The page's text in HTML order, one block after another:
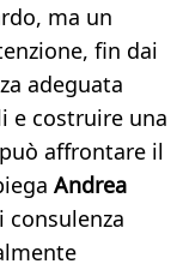
ma un
fin dai
adeguata
e costruire una
affrontare il
Andrea
consulenza